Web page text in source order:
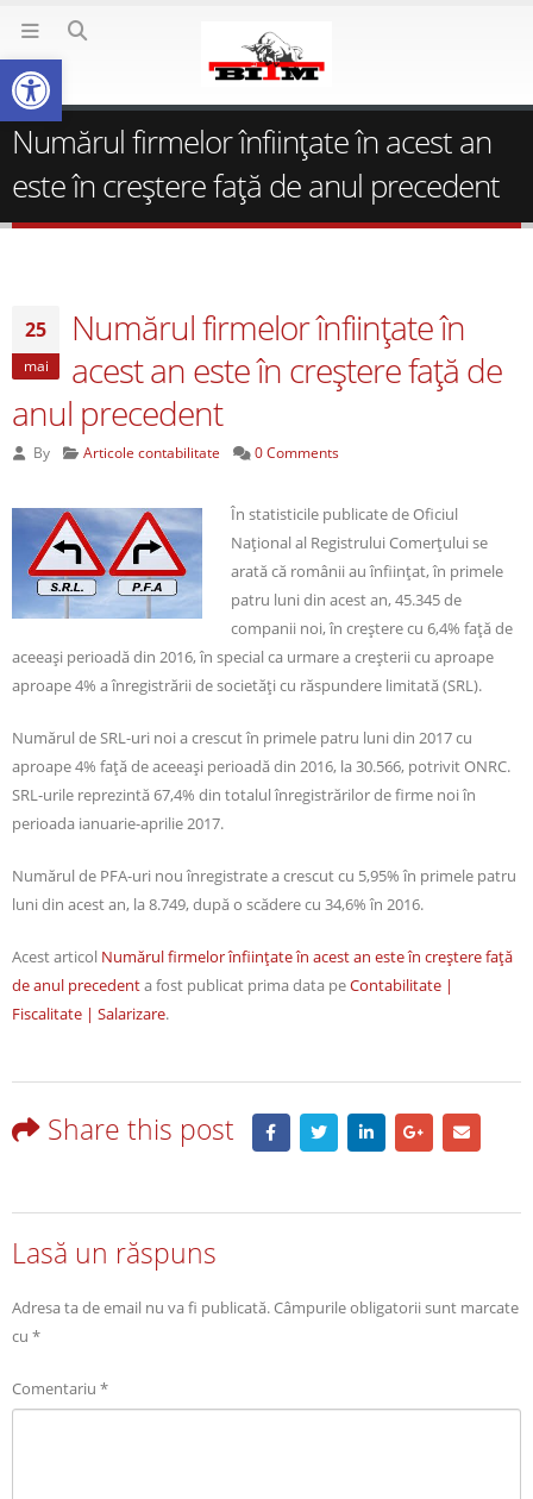
Numărul firmelor înfiinţate în acest an
este în creştere faţă de anul precedent
25
mai
Numărul firmelor înfiinţate în
acest an este în creştere faţă de
anul precedent
By Articole contabilitate 0 Comments
În statisticile publicate de Oficiul
Naţional al Registrului Comerţului se
arată că românii au înfiinţat, în primele
patru luni din acest an, 45.345 de
companii noi, în creştere cu 6,4% faţă de
aceeaşi perioadă din 2016, în special ca urmare a creşterii cu aproape
aproape 4% a înregistrării de societăţi cu răspundere limitată (SRL).
Numărul de SRL-uri noi a crescut în primele patru luni din 2017 cu
aproape 4% faţă de aceeaşi perioadă din 2016, la 30.566, potrivit ONRC.
SRL-urile reprezintă 67,4% din totalul înregistrărilor de firme noi în
perioada ianuarie-aprilie 2017.
Numărul de PFA-uri nou înregistrate a crescut cu 5,95% în primele patru
luni din acest an, la 8.749, după o scădere cu 34,6% în 2016.
Acest articol Numărul firmelor înfiinţate în acest an este în creştere faţă
de anul precedenta fost publicat prima data peContabilitate |
Fiscalitate | Salarizare.
Share this post
Lasă un răspuns
Adresa ta de email nu va fi publicată.Câmpurile obligatorii sunt marcate
cu *
Comentariu *
Deschide bara de unelte